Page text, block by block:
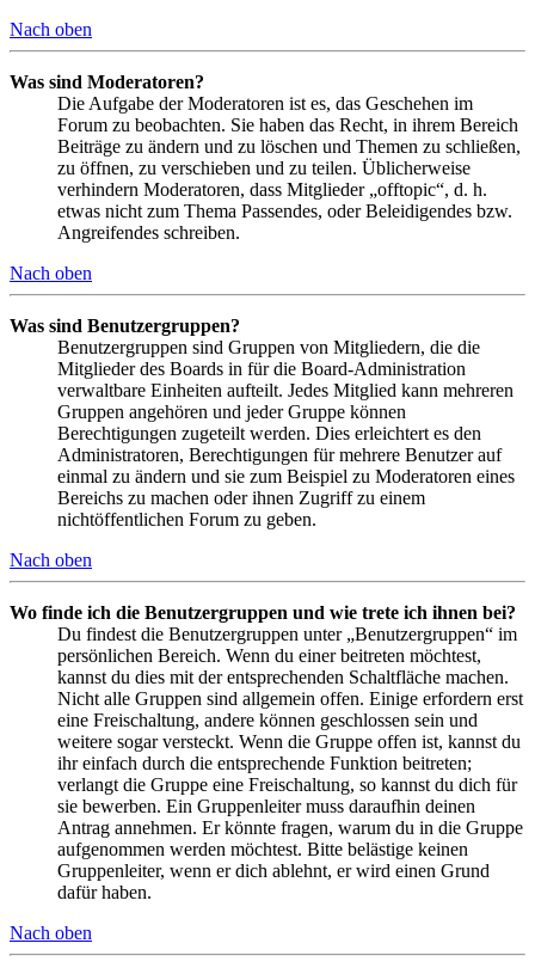
Nach oben
Was sind Moderatoren?
Die Aufgabe der Moderatoren ist es, das Geschehen im
Forum zu beobachten. Sie haben das Recht, in ihrem Bereich
Beiträge zu ändern und zu löschen und Themen zu schließen,
zu öffnen, zu verschieben und zu teilen. Üblicherweise
verhindern Moderatoren, dass Mitglieder „offtopic“, d. h.
etwas nicht zum Thema Passendes, oder Beleidigendes bzw.
Angreifendes schreiben.
Nach oben
Was sind Benutzergruppen?
Benutzergruppen sind Gruppen von Mitgliedern, die die
Mitglieder des Boards in für die Board-Administration
verwaltbare Einheiten aufteilt. Jedes Mitglied kann mehreren
Gruppen angehören und jeder Gruppe können
Berechtigungen zugeteilt werden. Dies erleichtert es den
Administratoren, Berechtigungen für mehrere Benutzer auf
einmal zu ändern und sie zum Beispiel zu Moderatoren eines
Bereichs zu machen oder ihnen Zugriff zu einem
nichtöffentlichen Forum zu geben.
Nach oben
Wo finde ich die Benutzergruppen und wie trete ich ihnen bei?
Du findest die Benutzergruppen unter „Benutzergruppen“ im
persönlichen Bereich. Wenn du einer beitreten möchtest,
kannst du dies mit der entsprechenden Schaltfläche machen.
Nicht alle Gruppen sind allgemein offen. Einige erfordern erst
eine Freischaltung, andere können geschlossen sein und
weitere sogar versteckt. Wenn die Gruppe offen ist, kannst du
ihr einfach durch die entsprechende Funktion beitreten;
verlangt die Gruppe eine Freischaltung, so kannst du dich für
sie bewerben. Ein Gruppenleiter muss daraufhin deinen
Antrag annehmen. Er könnte fragen, warum du in die Gruppe
aufgenommen werden möchtest. Bitte belästige keinen
Gruppenleiter, wenn er dich ablehnt, er wird einen Grund
dafür haben.
Nach oben